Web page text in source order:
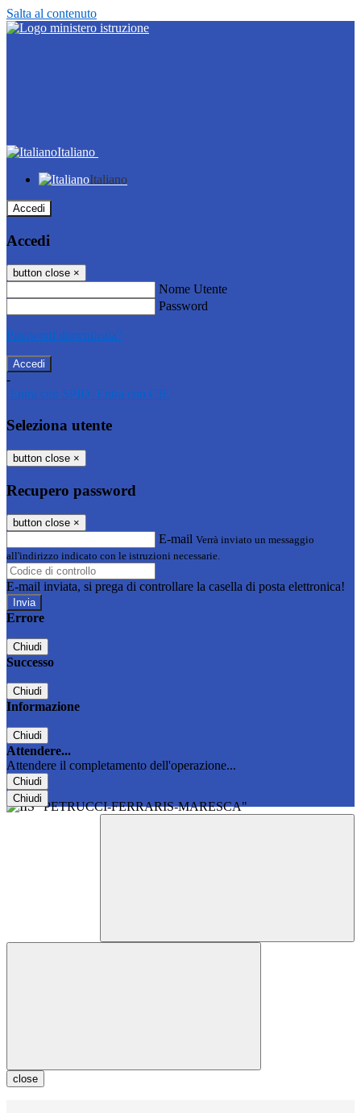
Salta al contenuto
Italiano
Italiano
Accedi
Accedi
button close ×
Nome Utente
Password
Password dimenticata?
-
Entra con SPID Entra con CIE
Seleziona utente
button close ×
Recupero password
button close ×
E-mail Verrà inviato un messaggio
all'indirizzo indicato con le istruzioni necessarie.
E-mail inviata, si prega di controllare la casella di posta elettronica!
Errore
Chiudi
Successo
Chiudi
Informazione
Chiudi
Attendere...
Attendere il completamento dell'operazione...
Chiudi
Chiudi
close